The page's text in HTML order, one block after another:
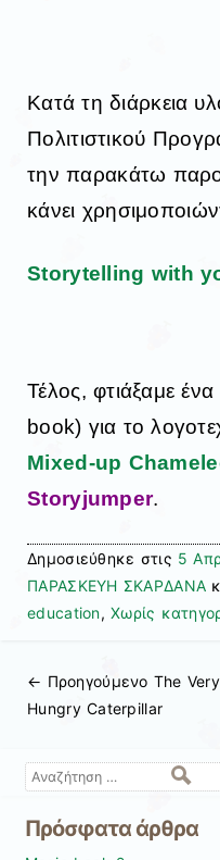
Κατά τη διάρκεια
Πολιτιστικού
την παρακάτω
κάνει
Storytelling with
Τέλος, φτιάξαμε ένα
book) για το
Mixed-up
Storyjumper.
Δημοσιεύθηκε στις 5
ΠΑΡΑΣΚΕΥΗ ΣΚΑΡΔΑΝΑ
education,Χωρίς
Πλοήγηση
← Προηγούμενo The Very
Hungry Caterpillar
Αναζήτηση
Πρόσφατα άρθρα